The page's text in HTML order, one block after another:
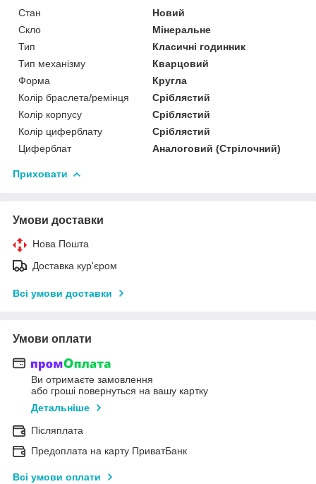
Стан
Новий
Скло
Мінеральне
Тип
Класичні годинник
Тип механізму
Кварцовий
Форма
Кругла
Колір браслета/ремінця
Сріблястий
Колір корпусу
Сріблястий
Колір циферблату
Сріблястий
Циферблат
Аналоговий (Стрілочний)
Приховати
Умови доставки
Нова Пошта
Доставка кур'єром
Всі умови доставки
Умови оплати
Ви отримаєте замовлення
або гроші повернуться на вашу картку
Детальніше
Післяплата
Предоплата на карту ПриватБанк
Всі умови оплати